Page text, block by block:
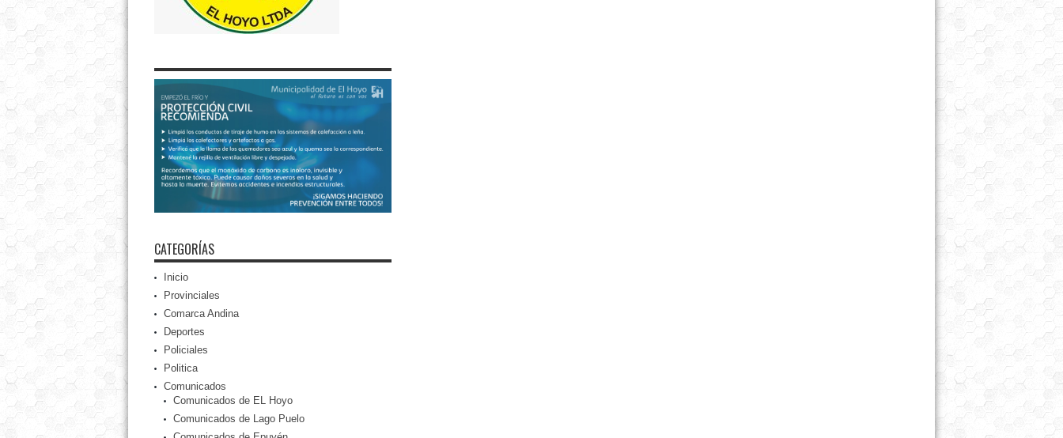
CATEGORÍAS
Inicio
Provinciales
Comarca Andina
Deportes
Policiales
Politica
Comunicados
Comunicados de EL Hoyo
Comunicados de Lago Puelo